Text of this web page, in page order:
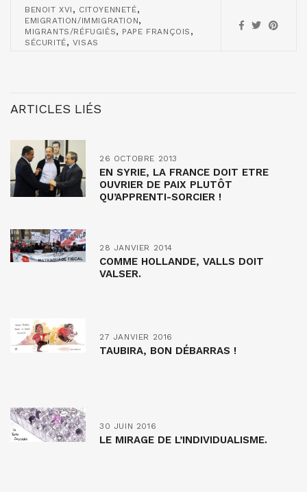
BENOIT XVI , CITOYENNETÉ,
EMIGRATION/IMMIGRATION,
MIGRANTS/RÉFUGIÉS, PAPE FRANÇOIS ,
SÉCURITÉ, VISAS
ARTICLES LIÉS
26 OCTOBRE 2013
EN SYRIE, LA FRANCE DOIT ETRE
OUVRIER DE PAIX PLUTÔT
QU’APPRENTI-SORCIER !
28 JANVIER 2014
COMME HOLLANDE, VALLS DOIT
VALSER.
27 JANVIER 2016
TAUBIRA, BON DÉBARRAS !
30 JUIN 2016
LE MIRAGE DE L’INDIVIDUALISME.